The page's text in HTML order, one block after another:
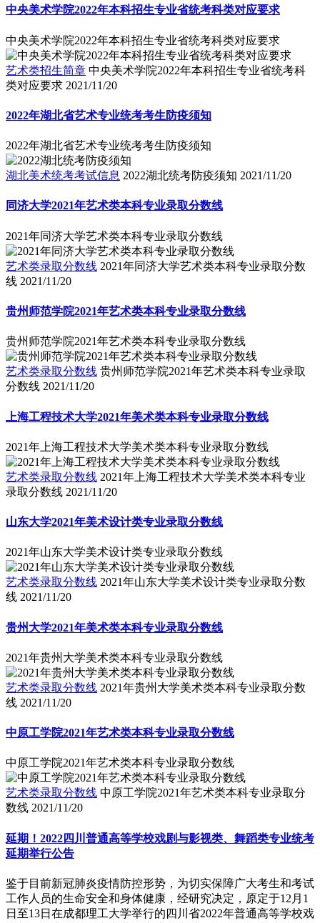
中央美术学院2022年本科招生专业省统考科类对应要求
中央美术学院2022年本科招生专业省统考科类对应要求
艺术类招生简章 中央美术学院2022年本科招生专业省统考科
类对应要求 2021/11/20
2022年湖北省艺术专业统考考生防疫须知
2022年湖北省艺术专业统考考生防疫须知
湖北美术统考考试信息 2022湖北统考防疫须知 2021/11/20
同济大学2021年艺术类本科专业录取分数线
2021年同济大学艺术类本科专业录取分数线
艺术类录取分数线 2021年同济大学艺术类本科专业录取分数
线 2021/11/20
贵州师范学院2021年艺术类本科专业录取分数线
贵州师范学院2021年艺术类本科专业录取分数线
艺术类录取分数线 贵州师范学院2021年艺术类本科专业录取
分数线 2021/11/20
上海工程技术大学2021年美术类本科专业录取分数线
2021年上海工程技术大学美术类本科专业录取分数线
艺术类录取分数线 2021年上海工程技术大学美术类本科专业
录取分数线 2021/11/20
山东大学2021年美术设计类专业录取分数线
2021年山东大学美术设计类专业录取分数线
艺术类录取分数线 2021年山东大学美术设计类专业录取分数
线 2021/11/20
贵州大学2021年美术类本科专业录取分数线
2021年贵州大学美术类本科专业录取分数线
艺术类录取分数线 2021年贵州大学美术类本科专业录取分数
线 2021/11/20
中原工学院2021年艺术类本科专业录取分数线
中原工学院2021年艺术类本科专业录取分数线
艺术类录取分数线 中原工学院2021年艺术类本科专业录取分
数线 2021/11/20
延期！2022四川普通高等学校戏剧与影视类、舞蹈类专业统考
延期举行公告
鉴于目前新冠肺炎疫情防控形势，为切实保障广大考生和考试
工作人员的生命安全和身体健康，经研究决定，原定于12月1
日至13日在成都理工大学举行的四川省2022年普通高等学校戏